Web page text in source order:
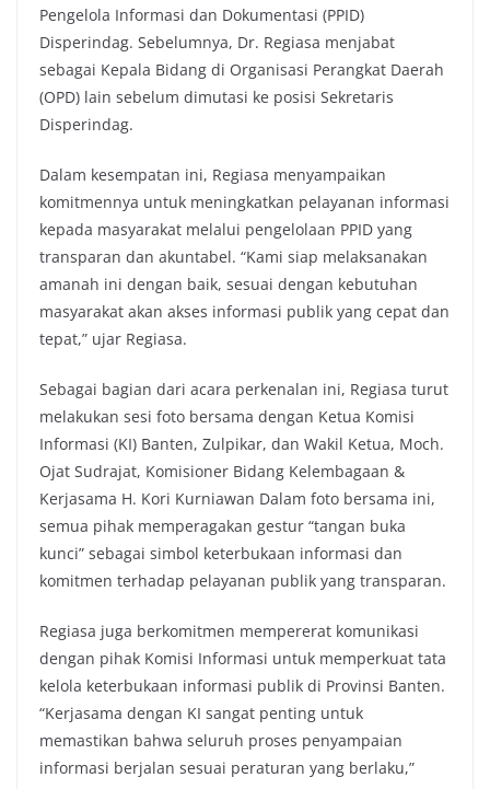
Pengelola Informasi dan Dokumentasi (PPID)
Disperindag. Sebelumnya, Dr. Regiasa menjabat
sebagai Kepala Bidang di Organisasi Perangkat Daerah
(OPD) lain sebelum dimutasi ke posisi Sekretaris
Disperindag.
Dalam kesempatan ini, Regiasa menyampaikan
komitmennya untuk meningkatkan pelayanan informasi
kepada masyarakat melalui pengelolaan PPID yang
transparan dan akuntabel. “Kami siap melaksanakan
amanah ini dengan baik, sesuai dengan kebutuhan
masyarakat akan akses informasi publik yang cepat dan
tepat,” ujar Regiasa.
Sebagai bagian dari acara perkenalan ini, Regiasa turut
melakukan sesi foto bersama dengan Ketua Komisi
Informasi (KI) Banten, Zulpikar, dan Wakil Ketua, Moch.
Ojat Sudrajat, Komisioner Bidang Kelembagaan &
Kerjasama H. Kori Kurniawan Dalam foto bersama ini,
semua pihak memperagakan gestur “tangan buka
kunci” sebagai simbol keterbukaan informasi dan
komitmen terhadap pelayanan publik yang transparan.
Regiasa juga berkomitmen mempererat komunikasi
dengan pihak Komisi Informasi untuk memperkuat tata
kelola keterbukaan informasi publik di Provinsi Banten.
“Kerjasama dengan KI sangat penting untuk
memastikan bahwa seluruh proses penyampaian
informasi berjalan sesuai peraturan yang berlaku,”